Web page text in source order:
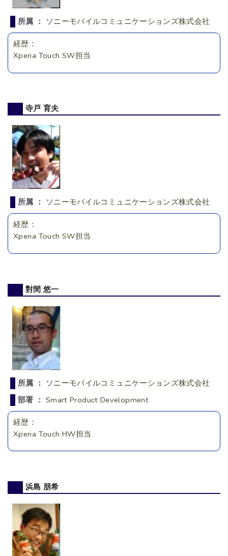
所属 ： ソニーモバイルコミュニケーションズ株式会社
経歴：
Xperia Touch SW担当
寺戸 育夫
所属 ： ソニーモバイルコミュニケーションズ株式会社
経歴：
Xperia Touch SW担当
對間 悠一
所属 ：
ソニーモバイルコミュニケーションズ株式会社
部署 ： Smart Product Development
経歴：
Xperia Touch HW担当
浜島 朋希